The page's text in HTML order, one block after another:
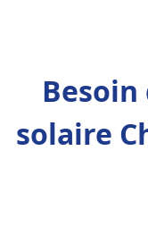
Besoin
solaire